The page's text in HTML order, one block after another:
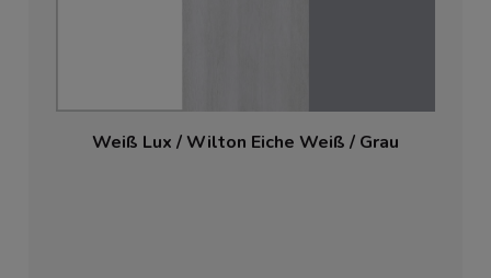
Weiß Lux / Wilton Eiche Weiß / Grau